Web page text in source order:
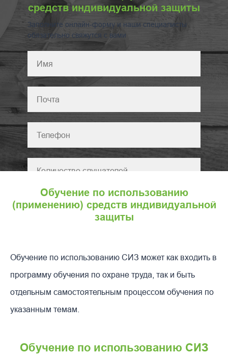
средств индивидуальной защиты
Заполните онлайн-форму и наши специалисты
обязательно свяжутся с вами
Отправить
Нажимая на кнопку, вы даете согласие на
обработку персональных данных и соглашаетесь
политикой конфиденциальности
Обучение по использованию
(применению) средств индивидуальной
защиты
Обучение по использованию СИЗ может как входить в
программу обучения по охране труда, так и быть
отдельным самостоятельным процессом обучения по
указанным темам.
Обучение по использованию СИЗ